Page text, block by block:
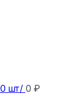
0 шт/ 0 ₽